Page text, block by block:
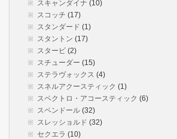
スキャンダイナ (10)
スコッチ (17)
スタンダード (1)
スタントン (17)
スタービ (2)
スチューダー (15)
ステラヴォックス (4)
スネルアクースティック (1)
スペクトロ・アコースティック (6)
スペンドール (32)
スレッショルド (32)
セクエラ (10)